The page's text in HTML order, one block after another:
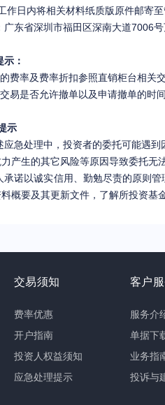
作日内将相关材料纸质版原件邮寄至
广东省深圳市福田区深南大道7006
：
的费率及费率折扣参照直销柜台相关
交易是否允许撤单以及申请撤单的时
示
应急处理中，投资者的委托可能遇
产生的其它风险等原因导致委托无
承诺以诚实信用、勤勉尽责的原则
概要及其更新文件，了解所投资基
交易须知
费率优惠
开户指南
投资人权益须知
应急处理提示
客户
服务介
单据下
业务指
投诉与